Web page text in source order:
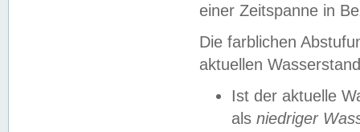
einer Zeitspanne in
Die farblichen
aktuellen
Ist der aktuelle
als niedriger